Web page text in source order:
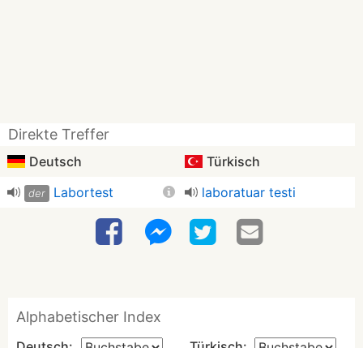
Direkte Treffer
Deutsch Türkisch
der Labortest laboratuar testi
Alphabetischer Index